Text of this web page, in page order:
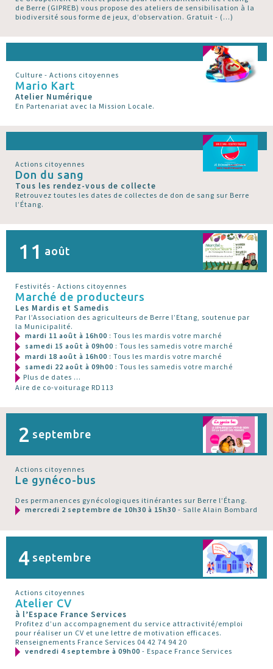
de Berre (GIPREB) vous propose des ateliers de sensibilisation à la
biodiversité sous forme de jeux, d’observation. Gratuit - (…)
Culture - Actions citoyennes
Mario Kart
Atelier Numérique
En Partenariat avec la Mission Locale.
Actions citoyennes
Don du sang
Tous les rendez-vous de collecte
Retrouvez toutes les dates de collectes de don de sang sur Berre
l’Étang.
11 août
Festivités - Actions citoyennes
Marché de producteurs
Les Mardis et Samedis
Par l’Association des agriculteurs de Berre l’Etang, soutenue par
la Municipalité.
mardi 11 août à 16h00 : Tous les mardis votre marché
samedi 15 août à 09h00 : Tous les samedis votre marché
mardi 18 août à 16h00 : Tous les mardis votre marché
samedi 22 août à 09h00 : Tous les samedis votre marché
Plus de dates ...
Aire de co-voiturage RD113
2 septembre
Actions citoyennes
Le gynéco-bus
Des permanences gynécologiques itinérantes sur Berre l’Étang.
mercredi 2 septembre de 10h30 à 15h30 - Salle Alain Bombard
4 septembre
Actions citoyennes
Atelier CV
à l’Espace France Services
Profitez d’un accompagnement du service attractivité/emploi
pour réaliser un CV et une lettre de motivation efficaces.
Renseignements France Services 04 42 74 94 20
vendredi 4 septembre à 09h00 - Espace France Services